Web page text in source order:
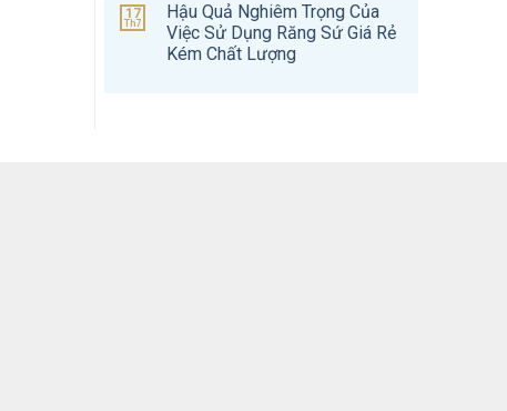
17
Th7
Hậu Quả Nghiêm Trọng Của
Việc Sử Dụng Răng Sứ Giá Rẻ
Kém Chất Lượng